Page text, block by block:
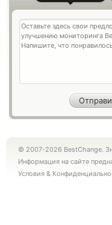
© 2007-2026 BestChange.
Информация на сайте
Условия &